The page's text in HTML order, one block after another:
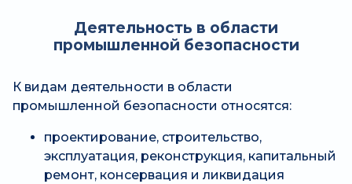
Деятельность в области
промышленной безопасности
К видам деятельности в области
промышленной безопасности относятся:
проектирование, строительство,
эксплуатация, реконструкция, капитальный
ремонт, консервация и ликвидация